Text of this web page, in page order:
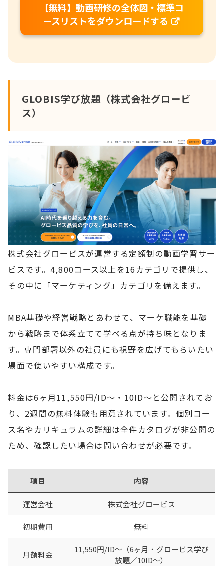
【無料】動画研修の全体図・標準コ
ースリストをダウンロードする
GLOBIS学び放題（株式会社グロービ
ス）
株式会社グロービスが運営する定額制の動画学習サー
ビスです。4,800コース以上を16カテゴリで提供し、
その中に「マーケティング」カテゴリを備えます。
MBA基礎や経営戦略とあわせて、マーケ職能を基礎
から戦略まで体系立てて学べる点が持ち味となりま
す。専門部署以外の社員にも視野を広げてもらいたい
場面で使いやすい構成です。
料金は6ヶ月11,550円/ID〜・10ID〜と公開されてお
り、2週間の無料体験も用意されています。個別コー
ス名やカリキュラムの詳細は全件カタログが非公開の
ため、確認したい場合は問い合わせが必要です。
項目 内容
運営会社 株式会社グロービス
初期費用 無料
月額料金
11,550円/ID〜（6ヶ月・グロービス学び
放題／10ID〜）